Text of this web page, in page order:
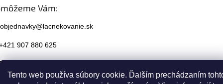
Tento web používa súbory cookie. Ďalším prechádzaním
Vám:
objednavky@lacnekovanie.sk
907 880 625